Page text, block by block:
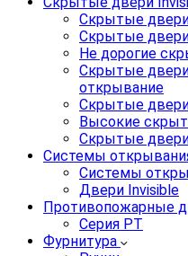
Скрытые двери
Скрытые
Не дорогие
Скрытые двери
открывание
Скрытые
Высокие
Скрытые
Системы
Системы
Двери Invisible
Противопожарные
Серия PT
Фурнитура